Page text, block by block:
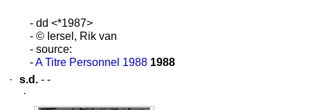
- dd <*1987>
- © Iersel, Rik van
- source:
-A Titre Personnel 1988 1988
·
s.d. - -
·